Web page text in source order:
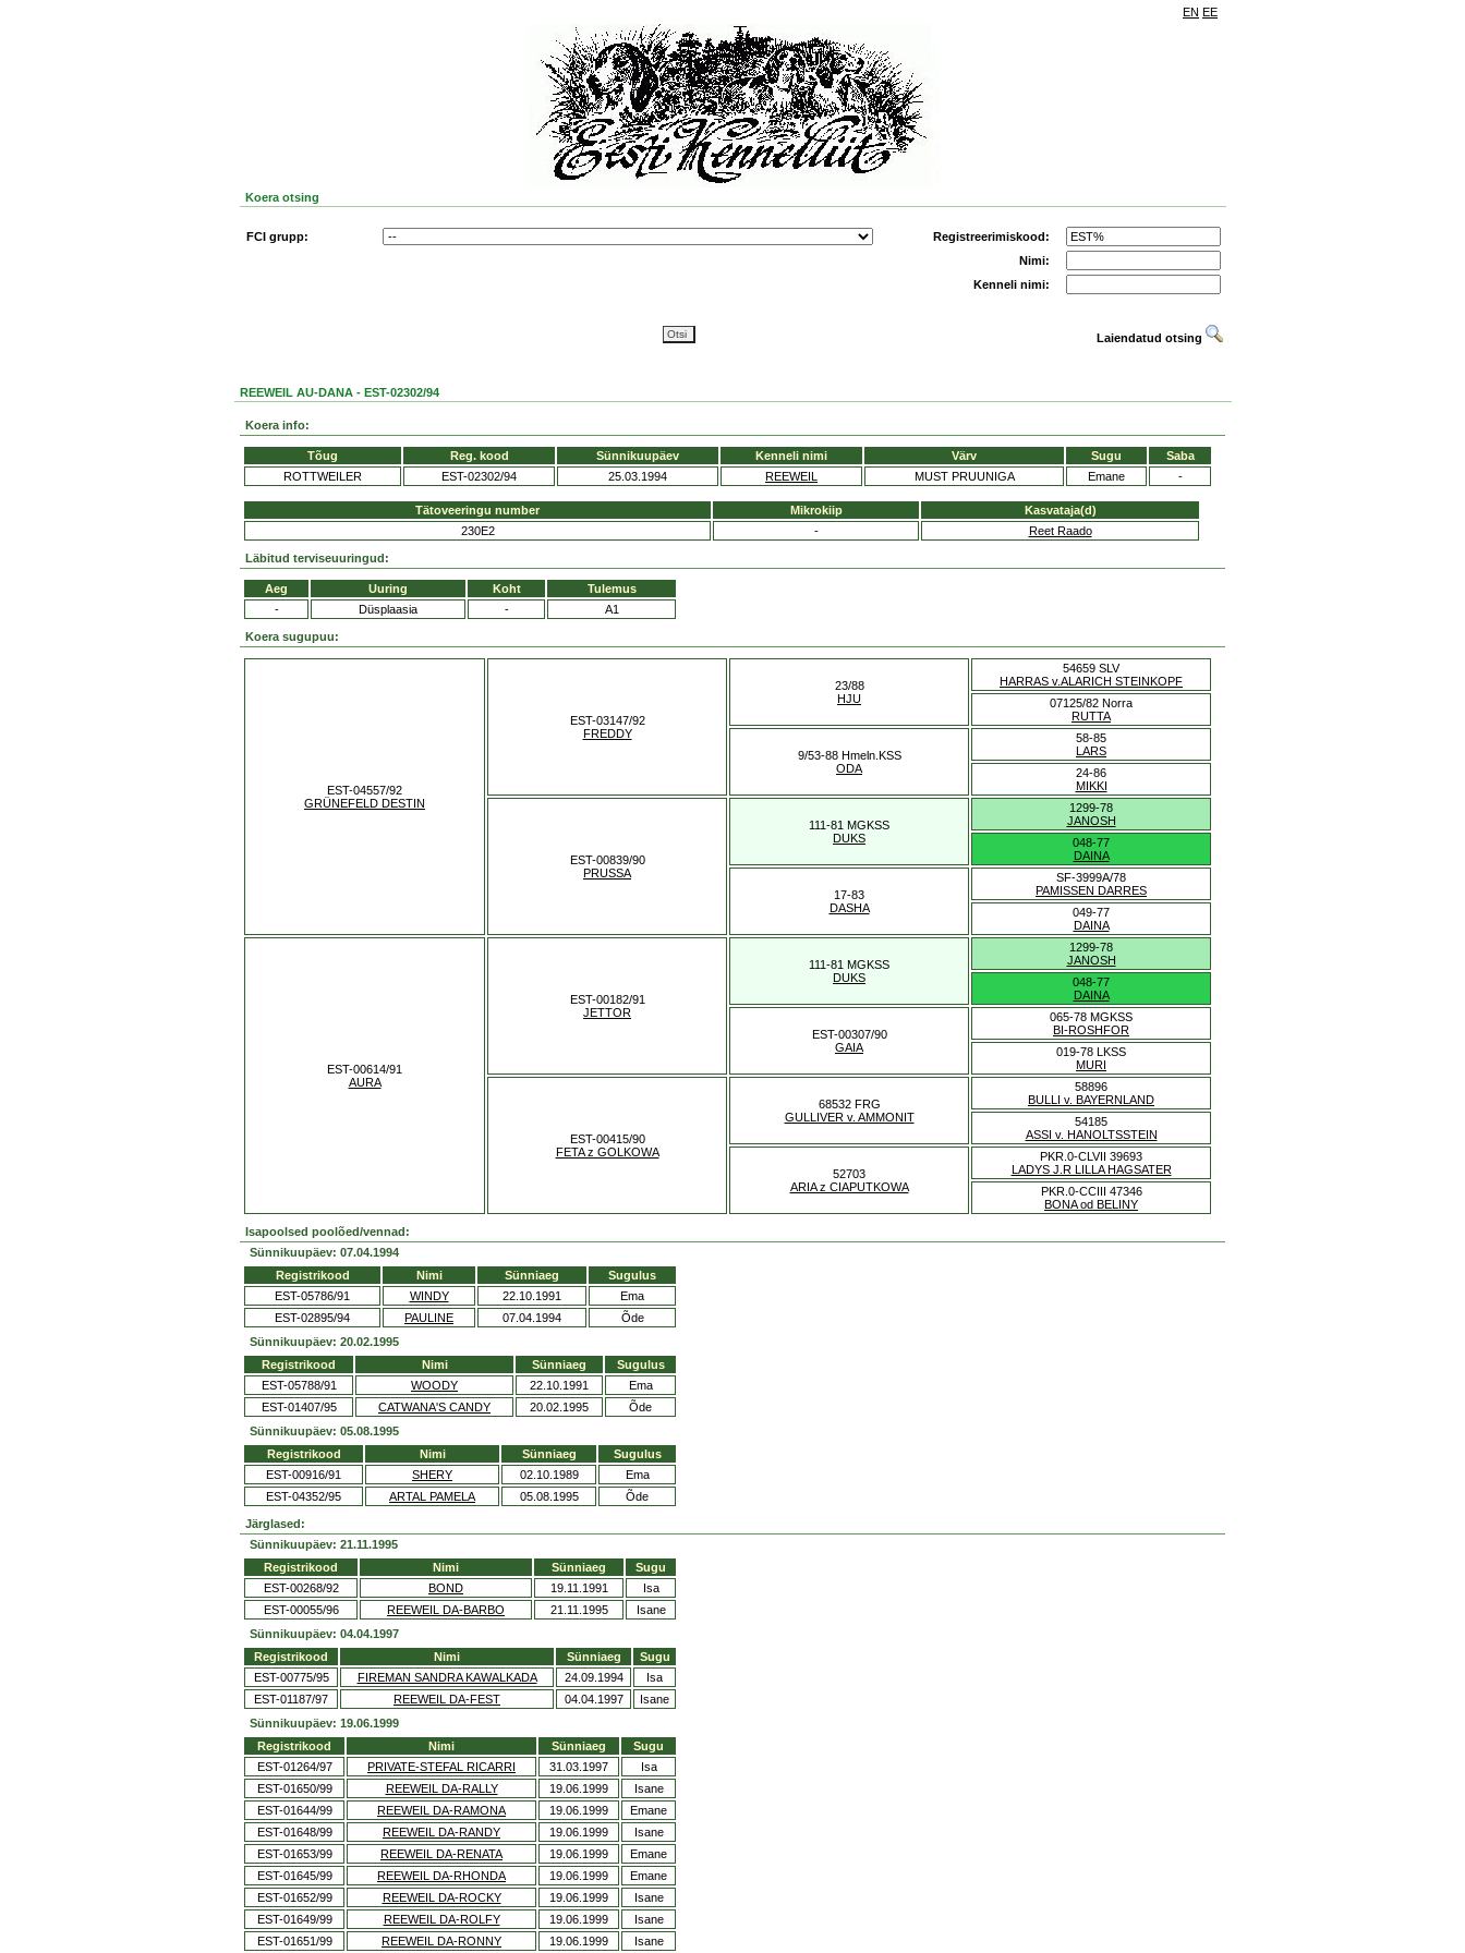
EN EE
Koera otsing
FCI grupp:
Registreerimiskood:
Nimi:
Kenneli nimi:
Laiendatud otsing
REEWEIL AU-DANA - EST-02302/94
Koera info:
Tõug Reg. kood Sünnikuupäev Kenneli nimi Värv Sugu
Saba
ROTTWEILER
EST-02302/94 25.03.1994 REEWEIL MUST PRUUNIGA Emane -
Tätoveeringu number Mikrokiip
Kasvataja(d)
230E2
- Reet Raado
Läbitud terviseuuringud:
Aeg Uuring Koht
Tulemus
-
Düsplaasia - A1
Koera sugupuu:
EST-04557/92
GRÜNEFELD DESTIN
EST-03147/92
FREDDY
23/88
HJU
54659 SLV
HARRAS v.ALARICH STEINKOPF
07125/82 Norra
RUTTA
9/53-88 Hmeln.KSS
ODA
58-85
LARS
24-86
MIKKI
EST-00839/90
PRUSSA
111-81 MGKSS
DUKS
1299-78
JANOSH
048-77
DAINA
17-83
DASHA
SF-3999A/78
PAMISSEN DARRES
049-77
DAINA
EST-00614/91
AURA
EST-00182/91
JETTOR
111-81 MGKSS
DUKS
1299-78
JANOSH
048-77
DAINA
EST-00307/90
GAIA
065-78 MGKSS
BI-ROSHFOR
019-78 LKSS
MURI
EST-00415/90
FETA z GOLKOWA
68532 FRG
GULLIVER v. AMMONIT
58896
BULLI v. BAYERNLAND
54185
ASSI v. HANOLTSSTEIN
52703
ARIA z CIAPUTKOWA
PKR.0-CLVII 39693
LADYS J.R LILLA HAGSATER
PKR.0-CCIII 47346
BONA od BELINY
Isapoolsed poolõed/vennad:
Sünnikuupäev: 07.04.1994
Registrikood
Nimi Sünniaeg
Sugulus
EST-05786/91
WINDY 22.10.1991
Ema
EST-02895/94
PAULINE 07.04.1994
Õde
Sünnikuupäev: 20.02.1995
Registrikood
Nimi Sünniaeg
Sugulus
EST-05788/91
WOODY 22.10.1991
Ema
EST-01407/95
CATWANA'S CANDY 20.02.1995
Õde
Sünnikuupäev: 05.08.1995
Registrikood
Nimi Sünniaeg
Sugulus
EST-00916/91
SHERY 02.10.1989
Ema
EST-04352/95
ARTAL PAMELA 05.08.1995 Õde
Järglased:
Sünnikuupäev: 21.11.1995
Registrikood
Nimi Sünniaeg
Sugu
EST-00268/92
BOND 19.11.1991
Isa
EST-00055/96
REEWEIL DA-BARBO 21.11.1995
Isane
Sünnikuupäev: 04.04.1997
Registrikood
Nimi Sünniaeg
Sugu
EST-00775/95
FIREMAN SANDRA KAWALKADA 24.09.1994
Isa
EST-01187/97
REEWEIL DA-FEST 04.04.1997
Isane
Sünnikuupäev: 19.06.1999
Registrikood
Nimi Sünniaeg
Sugu
EST-01264/97
PRIVATE-STEFAL RICARRI 31.03.1997
Isa
EST-01650/99
REEWEIL DA-RALLY 19.06.1999
Isane
EST-01644/99
REEWEIL DA-RAMONA 19.06.1999
Emane
EST-01648/99
REEWEIL DA-RANDY 19.06.1999
Isane
EST-01653/99
REEWEIL DA-RENATA 19.06.1999
Emane
EST-01645/99
REEWEIL DA-RHONDA 19.06.1999
Emane
EST-01652/99
REEWEIL DA-ROCKY 19.06.1999
Isane
EST-01649/99
REEWEIL DA-ROLFY 19.06.1999
Isane
EST-01651/99
REEWEIL DA-RONNY 19.06.1999 Isane